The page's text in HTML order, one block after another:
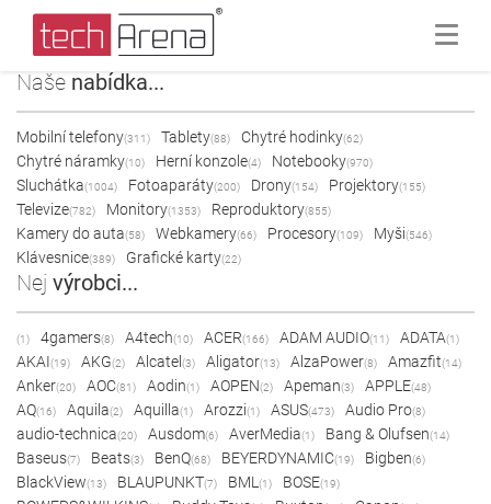
Naše nabídka...
Mobilní telefony(311) Tablety(88) Chytré hodinky(62)
Chytré náramky(10) Herní konzole(4) Notebooky(970)
Sluchátka(1004) Fotoaparáty(200) Drony(154) Projektory(155)
Televize(782) Monitory(1353) Reproduktory(855)
Kamery do auta(58) Webkamery(66) Procesory(109) Myši(546)
Klávesnice(389) Grafické karty(22)
Nej výrobci...
(1) 4gamers(8) A4tech(10) ACER(166) ADAM AUDIO(11) ADATA(1)
AKAI(19) AKG(2) Alcatel (3) Aligator(13) AlzaPower(8) Amazfit(14)
Anker(20) AOC(81) Aodin(1) AOPEN(2) Apeman(3) APPLE(48)
AQ(16) Aquila(2) Aquilla(1) Arozzi(1) ASUS(473) Audio Pro(8)
audio-technica(20) Ausdom(6) AverMedia(1) Bang & Olufsen(14)
Baseus(7) Beats(3) BenQ(68) BEYERDYNAMIC(19) Bigben(6)
BlackView(13) BLAUPUNKT(7) BML (1) BOSE(19)